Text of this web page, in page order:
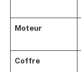
Moteur
Coffre